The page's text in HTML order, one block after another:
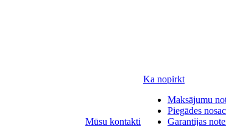
Mūsu kontakti
Ka nopirkt
Maksājumu
Piegādes
Garantijas